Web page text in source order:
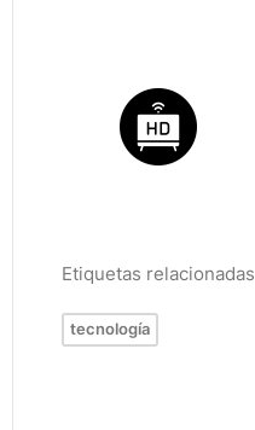
Etiquetas relacionadas
tecnología